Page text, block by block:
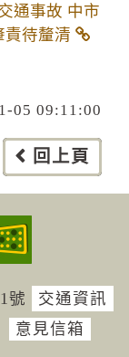
通事故 中市
責待釐清
05 09:11:00
回上頁
號
交通資訊
意見信箱